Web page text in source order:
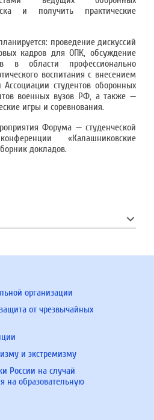
и получить практические
проведение дискуссий
кадров для ОПК, обсуждение
в области профессионально
воспитания с внесением
студентов оборонных
военных вузов РФ, а также —
игры и соревнования.
Форума — студенческой
«Калашниковские
докладов.
организации
от чрезвычайных
и экстремизму
России на случай
на образовательную